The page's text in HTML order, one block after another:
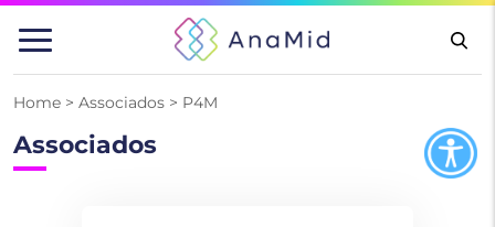
Pular
para
Home > Associados > P4M
Associados